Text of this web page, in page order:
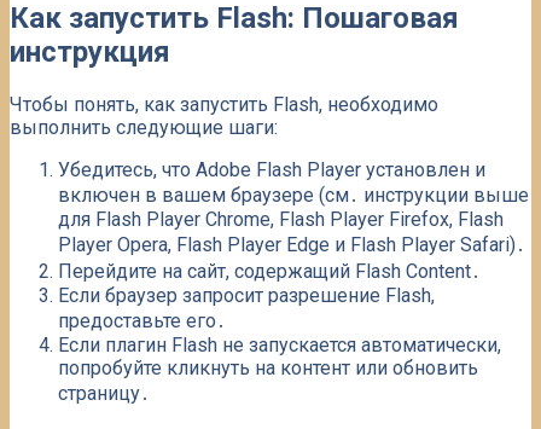
Как запустить Flash: Пошаговая
инструкция
Чтобы понять, как запустить Flash, необходимо
выполнить следующие шаги:
Убедитесь, что Adobe Flash Player установлен и
включен в вашем браузере (см․ инструкции выше
для Flash Player Chrome, Flash Player Firefox, Flash
Player Opera, Flash Player Edge и Flash Player Safari)․
Перейдите на сайт, содержащий Flash Content․
Если браузер запросит разрешение Flash,
предоставьте его․
Если плагин Flash не запускается автоматически,
попробуйте кликнуть на контент или обновить
страницу․